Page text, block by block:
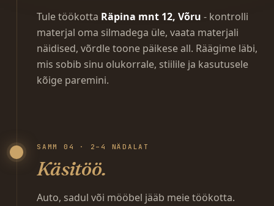
Tule töökotta Räpina mnt 12, Võru - kontrolli
materjal oma silmadega üle, vaata materjali
näidised, võrdle toone päikese all. Räägime läbi,
mis sobib sinu olukorrale, stiilile ja kasutusele
kõige paremini.
SAMM 04 · 2–4 NÄDALAT
Käsitöö.
Auto, sadul või mööbel jääb meie töökotta.